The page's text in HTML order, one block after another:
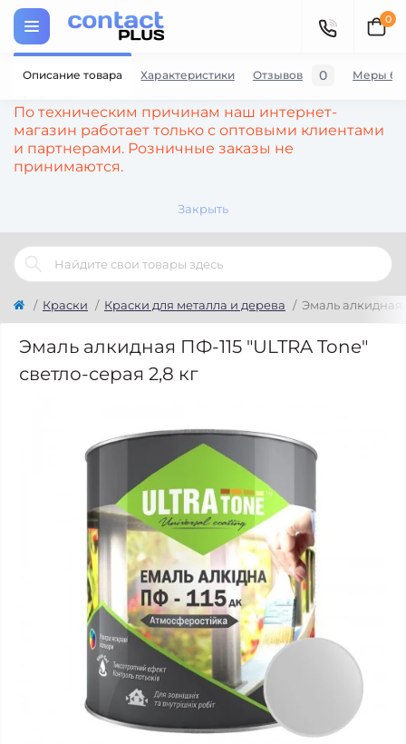
По техническим причинам наш интернет-
магазин работает только с оптовыми клиентами
и партнерами. Розничные заказы не
принимаются.
Закрыть
0
Краски Краски для металла и дерева Эмаль алкидная
Эмаль алкидная ПФ-115 "ULTRA Tone"
светло-серая 2,8 кг
Описание товара Характеристики Отзывов 0 Меры